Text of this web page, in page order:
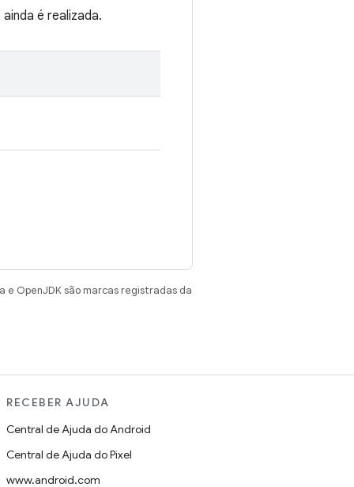
é realizada.
e OpenJDK são marcas registradas da
RECEBER AJUDA
Central de Ajuda do Android
Central de Ajuda do Pixel
www.android.com